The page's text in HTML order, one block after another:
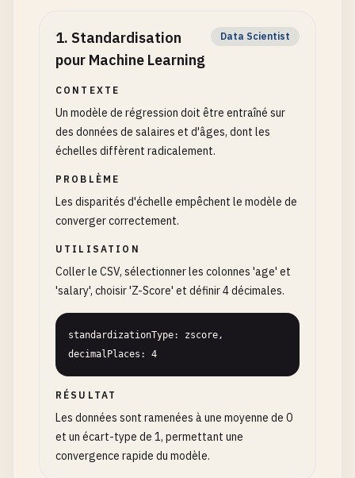
1. Standardisation
pour Machine Learning
Data Scientist
CONTEXTE
Un modèle de régression doit être entraîné sur
des données de salaires et d'âges, dont les
échelles diffèrent radicalement.
PROBLÈME
Les disparités d'échelle empêchent le modèle de
converger correctement.
UTILISATION
Coller le CSV, sélectionner les colonnes 'age' et
'salary', choisir 'Z-Score' et définir 4 décimales.
standardizationType: zscore,
decimalPlaces: 4
RÉSULTAT
Les données sont ramenées à une moyenne de 0
et un écart-type de 1, permettant une
convergence rapide du modèle.